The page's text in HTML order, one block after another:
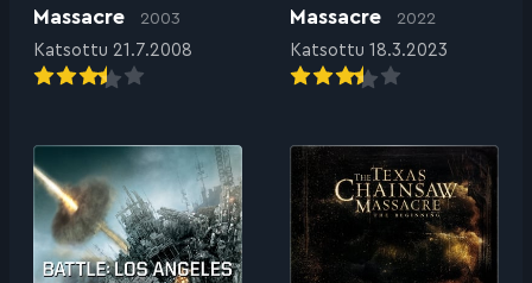
Massacre
2003
Katsottu 21.7.2008
Massacre
2022
Katsottu 18.3.2023